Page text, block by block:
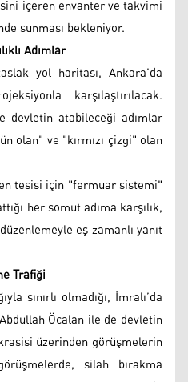
içeren envanter ve takvimi
sunması bekleniyor.
Adımlar
yol haritası, Ankara’da
karşılaştırılacak.
devletin atabileceği adımlar
olan" ve "kırmızı çizgi" olan
tesisi için "fermuar sistemi"
her somut adıma karşılık,
eş zamanlı yanıt
Trafiği
sınırlı olmadığı, İmralı’da
Öcalan ile de devletin
üzerinden görüşmelerin
silah bırakma